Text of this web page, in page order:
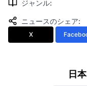
ジャンル:
ニュースのシェア:
X
日